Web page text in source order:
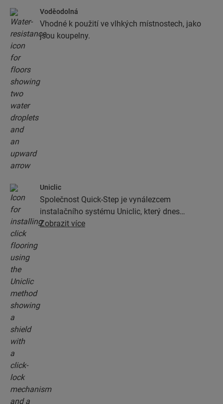
Voděodolná
Vhodné k použití ve vlhkých místnostech, jako
jsou koupelny.
Uniclic
Společnost Quick-Step je vynálezcem
instalačního systému Uniclic, který dnes
představuje standardní zámkový instalační
Zobrazit více